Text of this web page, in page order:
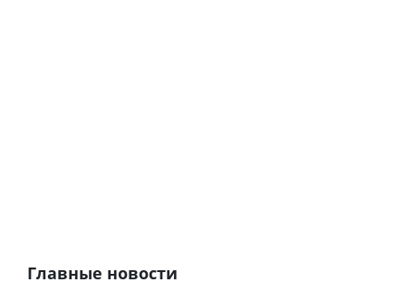
Главные новости